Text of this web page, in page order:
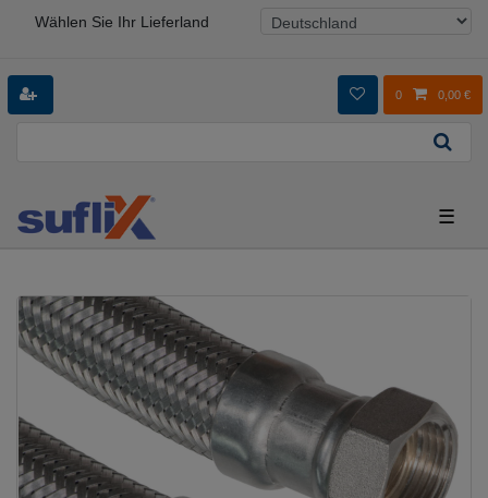
Wählen Sie Ihr Lieferland
0 0,00 €
☰